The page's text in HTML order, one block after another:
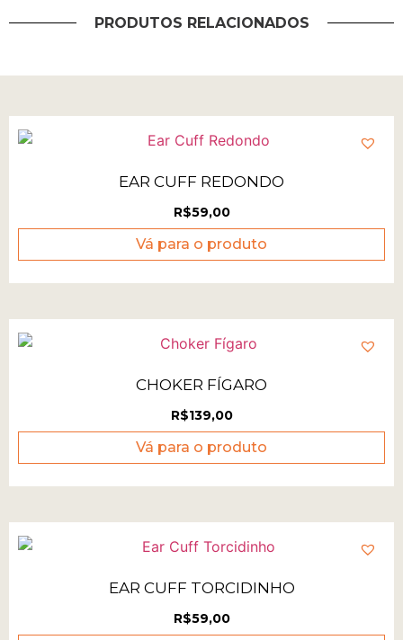
PRODUTOS RELACIONADOS
EAR CUFF REDONDO
R$59,00
Vá para o produto
CHOKER FÍGARO
R$139,00
Vá para o produto
EAR CUFF TORCIDINHO
R$59,00